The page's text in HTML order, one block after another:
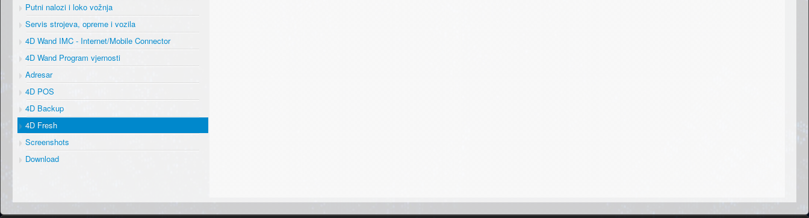
Putni nalozi i loko vožnja
Servis strojeva, opreme i vozila
4D Wand IMC - Internet/Mobile Connector
4D Wand Program vjernosti
Adresar
4D POS
4D Backup
4D Fresh
Screenshots
Download